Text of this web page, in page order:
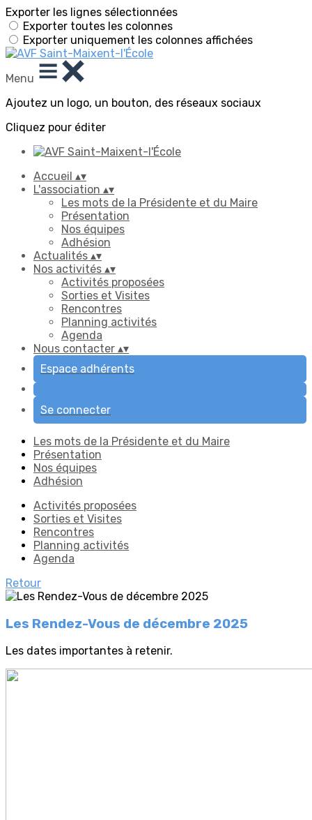
Exporter les lignes sélectionnées
Exporter toutes les colonnes
Exporter uniquement les colonnes affichées
Menu
Ajoutez un logo, un bouton, des réseaux sociaux
Cliquez pour éditer
Accueil ▴▾
L'association ▴▾
Les mots de la Présidente et du Maire
Présentation
Nos équipes
Adhésion
Actualités ▴▾
Nos activités ▴▾
Activités proposées
Sorties et Visites
Rencontres
Planning activités
Agenda
Nous contacter ▴▾
Espace adhérents
Se connecter
Les mots de la Présidente et du Maire
Présentation
Nos équipes
Adhésion
Activités proposées
Sorties et Visites
Rencontres
Planning activités
Agenda
Retour
Les Rendez-Vous de décembre 2025
Les dates importantes à retenir.